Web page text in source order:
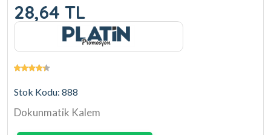
28,64 TL
Stok Kodu: 888
Dokunmatik Kalem